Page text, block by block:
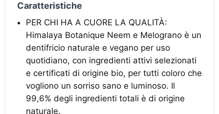
Caratteristiche
PER CHI HA A CUORE LA QUALITÀ:
Himalaya Botanique Neem e Melograno è un
dentifricio naturale e vegano per uso
quotidiano, con ingredienti attivi selezionati
e certificati di origine bio, per tutti coloro che
vogliono un sorriso sano e luminoso. Il
99,6% degli ingredienti totali è di origine
naturale.